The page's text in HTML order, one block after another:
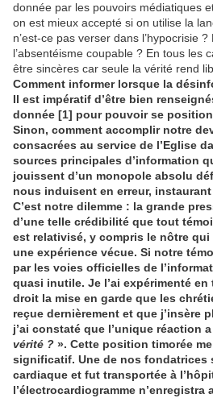
donnée par les pouvoirs médiatiques
on est mieux accepté si on utilise la
n’est-ce pas verser dans l’hypocrisie
l’absentéisme coupable ? En tous les
être sincères car seule la vérité rend
Comment informer lorsque la
Il est impératif d’être bien
donnée [1] pour pouvoir se
Sinon, comment accomplir notre
consacrées au service de l’Eglise
sources principales d’information
jouissent d’un monopole absolu
nous induisent en erreur,
C’est notre dilemme : la grande
d’une telle crédibilité que tout
est relativisé, y compris le nôtre qui
une expérience vécue. Si notre
par les voies officielles de
quasi inutile. Je l’ai expérimenté
droit la mise en garde que les
reçue dernièrement et que j’insère
j’ai constaté que l’unique réaction
vérité ? ». Cette position timorée
significatif. Une de nos fondatrices
cardiaque et fut transportée à
l’électrocardiogramme n’enregistra